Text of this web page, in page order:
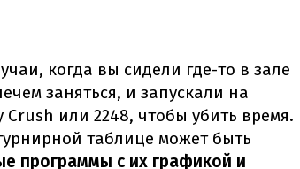
когда вы сидели где-то в зале
заняться, и запускали на
или 2248, чтобы убить время.
таблице может быть
программы с их графикой и